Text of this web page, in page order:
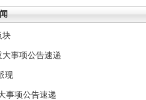
块
事项公告速递
现
事项公告速递